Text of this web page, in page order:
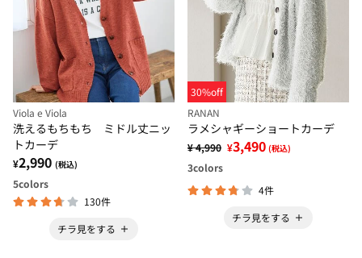
Viola e Viola
洗えるもちもち ミドル丈ニッ
トカーデ
¥2,990 (税込)
5colors
130件
チラ見をする
30%off
RANAN
ラメシャギーショートカーデ
¥ 4,990 ¥3,490 (税込)
3colors
4件
チラ見をする